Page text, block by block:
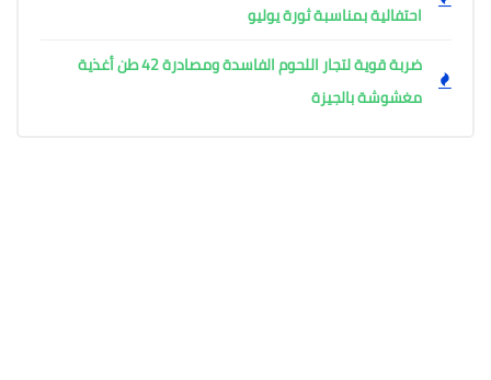
احتفالية بمناسبة ثورة يوليو
ضربة قوية لتجار اللحوم الفاسدة ومصادرة 42 طن أغذية
مغشوشة بالجيزة